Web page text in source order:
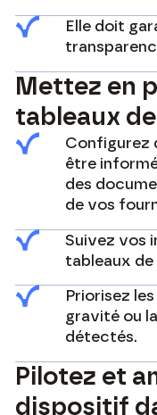
Elle doit
Mettez en
tableaux
Configurez
être
des
de vos
Suivez vos
tableaux de
Priorisez
gravité ou
détectés.
Pilotez et
dispositif